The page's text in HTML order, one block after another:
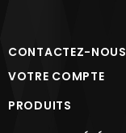
CONTACTEZ-NOUS
VOTRE COMPTE
PRODUITS